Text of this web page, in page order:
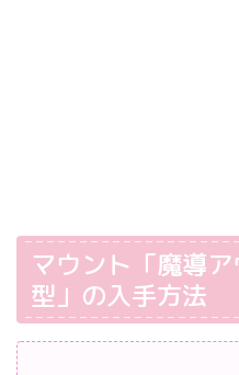
マウント「魔導
型」の入手方法